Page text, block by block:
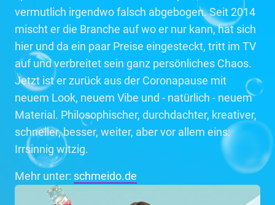
vermutlich irgendwo falsch abgebogen. Seit 2014
mischt er die Branche auf wo er nur kann, hat sich
hier und da ein paar Preise eingesteckt, tritt im TV
auf und verbreitet sein ganz persönliches Chaos.
Jetzt ist er zurück aus der Coronapause mit
neuem Look, neuem Vibe und - natürlich - neuem
Material. Philosophischer, durchdachter, kreativer,
schneller, besser, weiter, aber vor allem eins:
Irrsinnig witzig.
Mehr unter: schmeido.de